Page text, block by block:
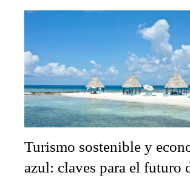
Turismo sostenible y
azul: claves para el futuro